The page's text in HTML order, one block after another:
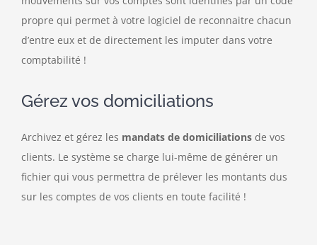
propre qui permet à votre logiciel de reconnaitre chacun
d’entre eux et de directement les imputer dans votre
comptabilité !
Gérez vos domiciliations
Archivez et gérez les mandats de domiciliations de vos
clients. Le système se charge lui-même de générer un
fichier qui vous permettra de prélever les montants dus
sur les comptes de vos clients en toute facilité !